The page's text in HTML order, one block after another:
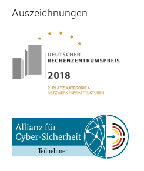
Auszeichnungen